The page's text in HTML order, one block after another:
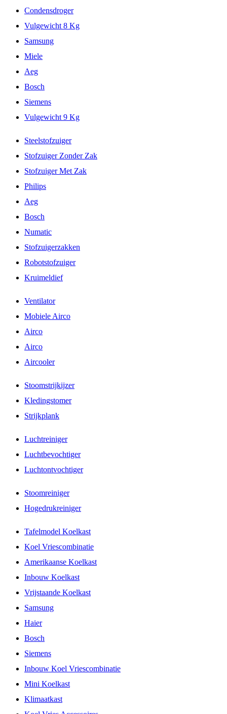
Condensdroger
Vulgewicht 8 Kg
Samsung
Miele
Aeg
Bosch
Siemens
Vulgewicht 9 Kg
Steelstofzuiger
Stofzuiger Zonder Zak
Stofzuiger Met Zak
Philips
Aeg
Bosch
Numatic
Stofzuigerzakken
Robotstofzuiger
Kruimeldief
Ventilator
Mobiele Airco
Airco
Airco
Aircooler
Stoomstrijkijzer
Kledingstomer
Strijkplank
Luchtreiniger
Luchtbevochtiger
Luchtontvochtiger
Stoomreiniger
Hogedrukreiniger
Tafelmodel Koelkast
Koel Vriescombinatie
Amerikaanse Koelkast
Inbouw Koelkast
Vrijstaande Koelkast
Samsung
Haier
Bosch
Siemens
Inbouw Koel Vriescombinatie
Mini Koelkast
Klimaatkast